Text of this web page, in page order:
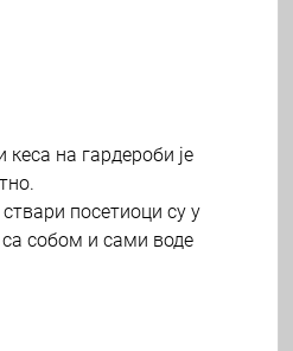
на гардероби је
посетиоци су у
собом и сами воде